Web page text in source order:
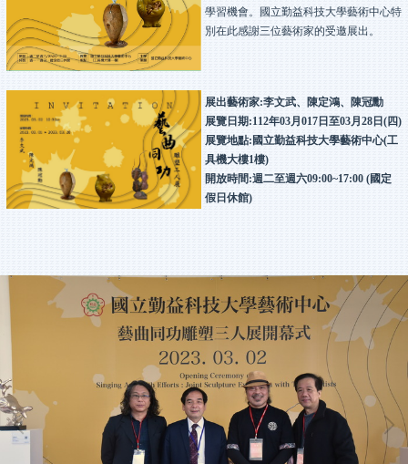
學習機會。 國立勤益科技大學藝術中心特
別在此感謝三位藝術家的受邀展出。
展出藝術家:李文武、陳定鴻、陳冠勳
展覽日期:112年03月017日至03月28日(四)
展覽地點:國立勤益科技大學藝術中心(工
具機大樓1樓)
開放時間:週二至週六09:00~17:00 (國定
假日休館)